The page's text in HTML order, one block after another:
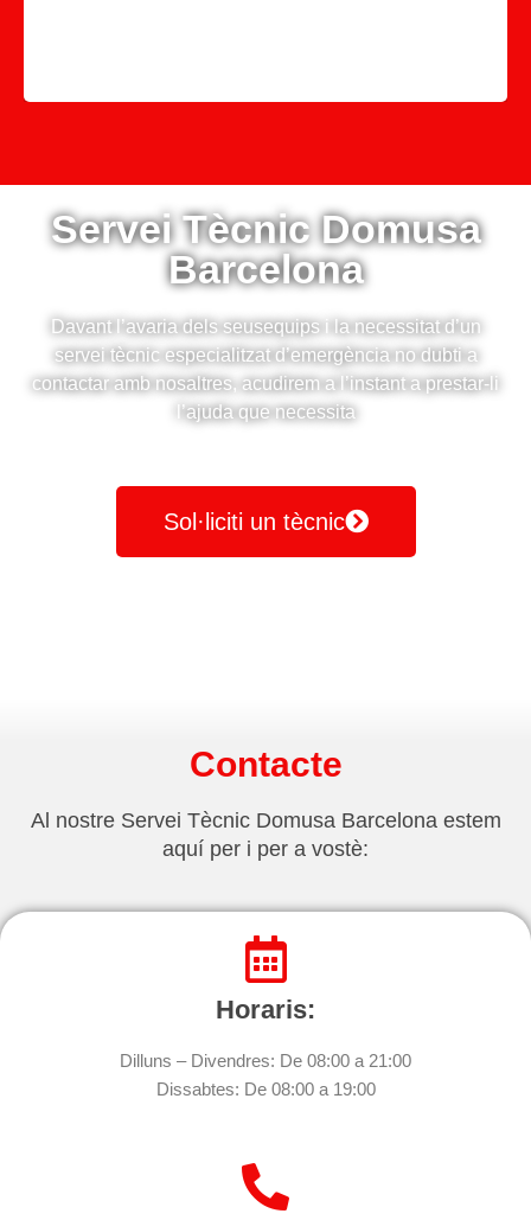
Servei Tècnic Domusa
Barcelona
Davant l’avaria dels seusequips i la necessitat d’un
servei tècnic especialitzat d’emergència no dubti a
contactar amb nosaltres, acudirem a l’instant a prestar-li
l’ajuda que necessita
Sol·liciti un tècnic
Contacte
Al nostre Servei Tècnic Domusa Barcelona estem
aquí per i per a vostè:
Horaris:
Dilluns – Divendres: De 08:00 a 21:00
Dissabtes: De 08:00 a 19:00